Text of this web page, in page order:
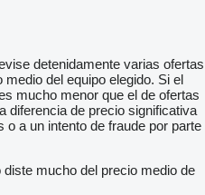
detenidamente varias ofertas
del equipo elegido. Si el
mucho menor que el de ofertas
diferencia de precio significativa
a un intento de fraude por parte
mucho del precio medio de